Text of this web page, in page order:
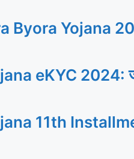
Yojana
eKYC 2024:
11th